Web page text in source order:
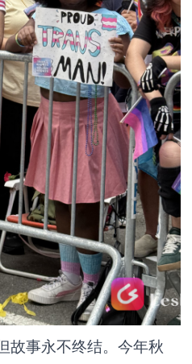
故事永不终结。今年秋